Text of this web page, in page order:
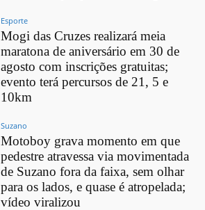
Esporte
Mogi das Cruzes realizará meia
maratona de aniversário em 30 de
agosto com inscrições gratuitas;
evento terá percursos de 21, 5 e
10km
Suzano
Motoboy grava momento em que
pedestre atravessa via movimentada
de Suzano fora da faixa, sem olhar
para os lados, e quase é atropelada;
vídeo viralizou